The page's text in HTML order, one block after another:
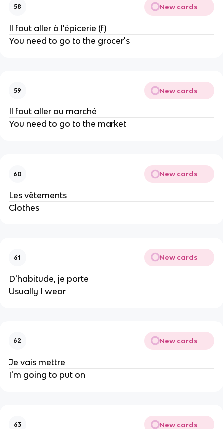
58 New cards
Il faut aller à l'épicerie (f)
You need to go to the grocer's
59 New cards
Il faut aller au marché
You need to go to the market
60 New cards
Les vêtements
Clothes
61 New cards
D'habitude, je porte
Usually I wear
62 New cards
Je vais mettre
I'm going to put on
63 New cards